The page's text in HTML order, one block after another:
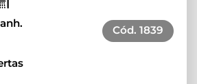
Cód. 1839